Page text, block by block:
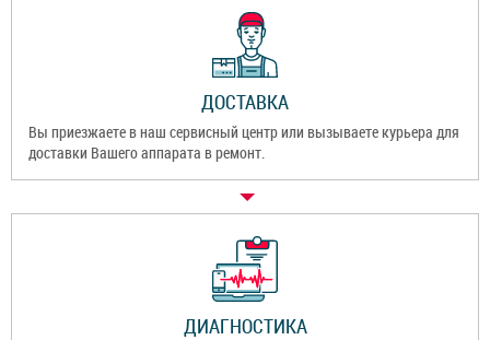
ДОСТАВКА
Вы приезжаете в наш сервисный центр или вызываете курьера для
доставки Вашего аппарата в ремонт.
ДИАГНОСТИКА